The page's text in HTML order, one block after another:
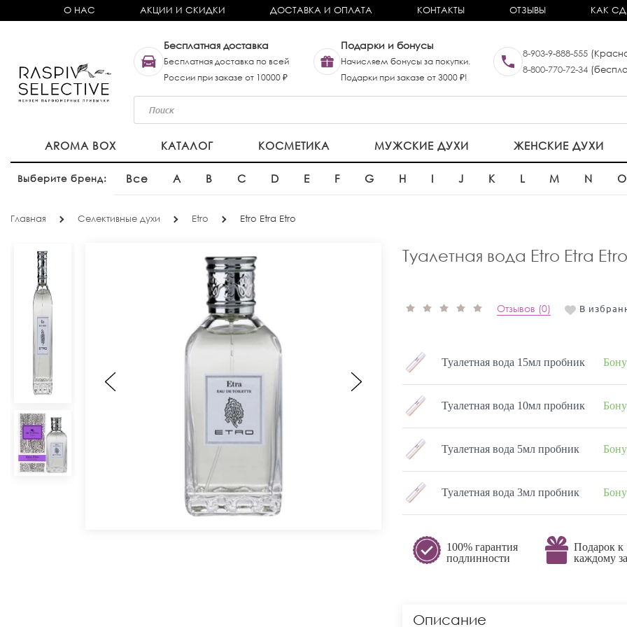
О НАС АКЦИИ И СКИДКИ ДОСТАВКА И ОПЛАТА КОНТАКТЫ ОТЗЫВЫ КАК
Бесплатная доставка
Бесплатная доставка по всей
России при заказе от 10000 ₽
Подарки и бонусы
Начисляем бонусы за покупки.
Подарки при заказе от 3000 ₽!
8-903-9-888-555
8-800-770-72-34
AROMA BOX КАТАЛОГ КОСМЕТИКА МУЖСКИЕ ДУХИ ЖЕНСКИЕ ДУХИ
Выберите бренд: Все A B C D E F G H I J K L M N O
Главная Селективные духи Etro Etro Etra Etro
Туалетная вода Etro Etra Etro
Отзывов (0) В
Туалетная вода 15мл пробник
Туалетная вода 10мл пробник
Туалетная вода 5мл пробник
Туалетная вода 3мл пробник
100% гарантия
подлинности
Подарок к
каждому
Описание